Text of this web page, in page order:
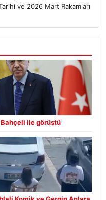
ve 2026 Mart Rakamları
Bahçeli ile görüştü